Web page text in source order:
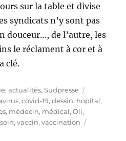
sur la table et divise
syndicats n’y sont pas
douceur…, de l’autre, les
le réclament à cor et à
clé.
actualités,Sudpresse
,covid-19,dessin, hopital,
, médecin, médical,Oli,
soin,vaccin,vaccination